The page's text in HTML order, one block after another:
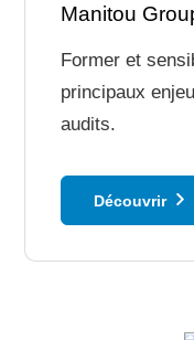
Manitou
Former et
principaux
audits.
Découvrir